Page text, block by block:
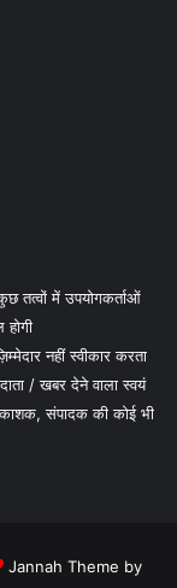
तत्वों में उपयोगकर्ताओं
होगी
नहीं स्वीकार करता
/ खबर देने वाला स्वयं
संपादक की कोई भी
Jannah Theme by